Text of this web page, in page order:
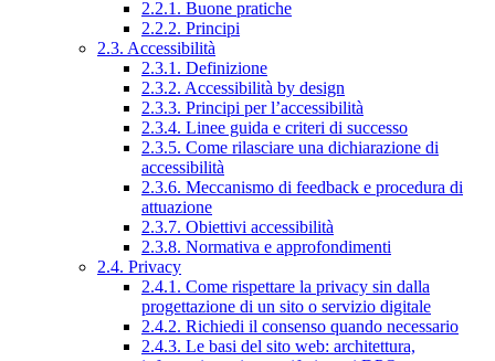
2.2.1. Buone pratiche
2.2.2. Principi
2.3. Accessibilità
2.3.1. Definizione
2.3.2. Accessibilità by design
2.3.3. Principi per l’accessibilità
2.3.4. Linee guida e criteri di successo
2.3.5. Come rilasciare una dichiarazione di
accessibilità
2.3.6. Meccanismo di feedback e procedura di
attuazione
2.3.7. Obiettivi accessibilità
2.3.8. Normativa e approfondimenti
2.4. Privacy
2.4.1. Come rispettare la privacy sin dalla
progettazione di un sito o servizio digitale
2.4.2. Richiedi il consenso quando necessario
2.4.3. Le basi del sito web: architettura,